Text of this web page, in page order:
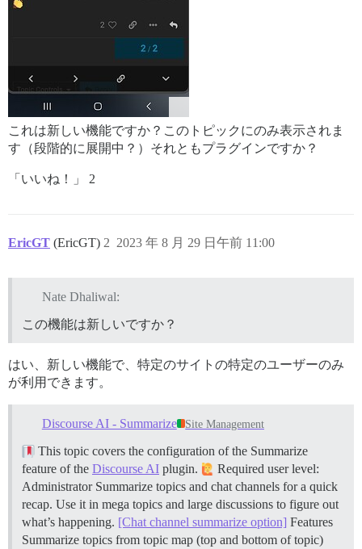
これは新しい機能ですか？このトピックにのみ表示されま
す（段階的に展開中？）それともプラグインですか？
「いいね！」 2
EricGT (EricGT) 2023 年 8 月 29 日午前 11:00
2
Nate Dhaliwal:
この機能は新しいですか？
はい、新しい機能で、特定のサイトの特定のユーザーのみ
が利用できます。
Discourse AI - Summarize Site Management
This topic covers the configuration of the Summarize
feature of the Discourse AI plugin.
Required user level:
Administrator Summarize topics and chat channels for a quick
recap. Use it in mega topics and large discussions to figure out
what’s happening. [Chat channel summarize option] Features
Summarize topics from topic map (top and bottom of topic)